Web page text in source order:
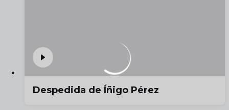
Despedida de Íñigo Pérez